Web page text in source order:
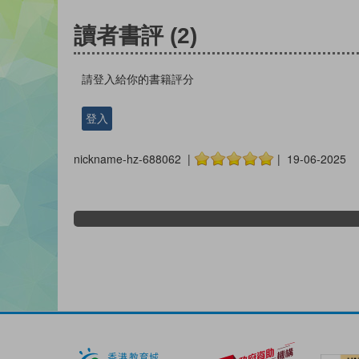
讀者書評 (2)
請登入給你的書籍評分
登入
nickname-hz-688062 | | 19-06-2025